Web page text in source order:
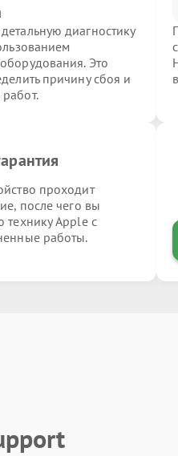
диагностику
Это
причину сбоя и
проходит
после чего вы
технику Apple с
работы.